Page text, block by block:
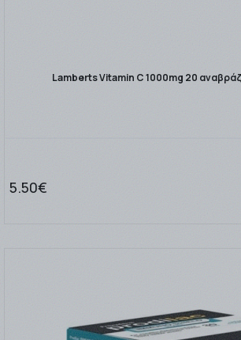
Lamberts Vitamin C 1000mg 20
5.50€